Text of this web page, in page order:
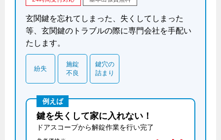
玄関鍵を忘れてしまった、失くしてしまった
等、玄関鍵のトラブルの際に専門会社を手配い
たします。
紛失
施錠
不良
鍵穴の
詰まり
例えば
鍵を失くして家に入れない！
ドアスコープから解錠作業を行い完了